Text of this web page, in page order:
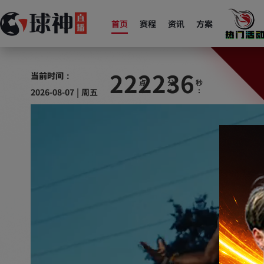
首页 赛程 资讯 方案
当前时间：
2026-08-07 | 周五
222237